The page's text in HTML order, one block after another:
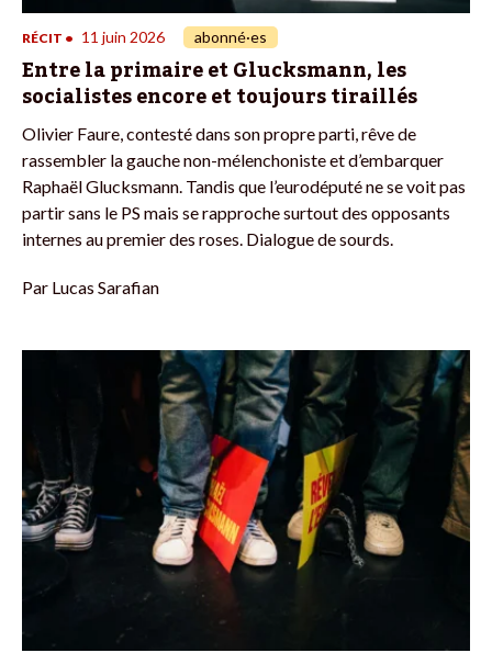
RÉCIT • 11 juin 2026 abonné·es
Entre la primaire et Glucksmann, les
socialistes encore et toujours tiraillés
Olivier Faure, contesté dans son propre parti, rêve de
rassembler la gauche non-mélenchoniste et d’embarquer
Raphaël Glucksmann. Tandis que l’eurodéputé ne se voit pas
partir sans le PS mais se rapproche surtout des opposants
internes au premier des roses. Dialogue de sourds.
Par Lucas Sarafian